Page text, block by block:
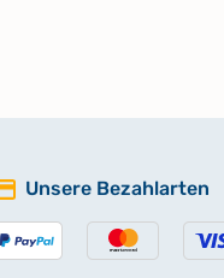
Unsere Bezahlarten